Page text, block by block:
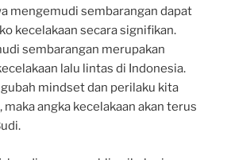
mengemudi sembarangan dapat
kecelakaan secara signifikan.
sembarangan merupakan
lalu lintas di Indonesia.
mindset dan perilaku kita
angka kecelakaan akan terus